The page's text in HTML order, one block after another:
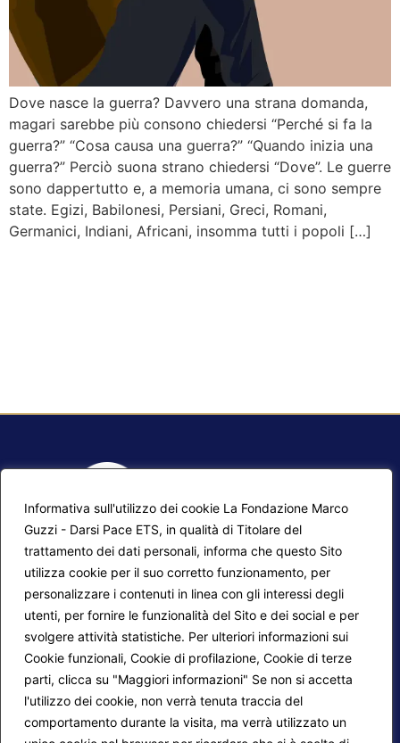
Informativa sull'utilizzo dei cookie La Fondazione Marco
Guzzi - Darsi Pace ETS, in qualità di Titolare del
trattamento dei dati personali, informa che questo Sito
utilizza cookie per il suo corretto funzionamento, per
personalizzare i contenuti in linea con gli interessi degli
utenti, per fornire le funzionalità del Sito e dei social e per
svolgere attività statistiche. Per ulteriori informazioni sui
Cookie funzionali, Cookie di profilazione, Cookie di terze
parti, clicca su "Maggiori informazioni" Se non si accetta
l'utilizzo dei cookie, non verrà tenuta traccia del
comportamento durante la visita, ma verrà utilizzato un
Dove nasce la guerra? Davvero una strana domanda,
magari sarebbe più consono chiedersi “Perché si fa la
guerra?” “Cosa causa una guerra?” “Quando inizia una
guerra?” Perciò suona strano chiedersi “Dove”. Le guerre
sono dappertutto e, a memoria umana, ci sono sempre
state. Egizi, Babilonesi, Persiani, Greci, Romani,
Germanici, Indiani, Africani, insomma tutti i popoli […]
Mappa del sito
Progetti Darsi Pace
Login redattori
Calendario corsi
Privacy Policy
Cookie Policy